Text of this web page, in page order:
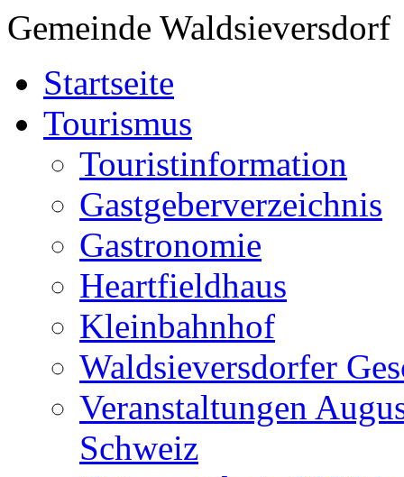
Gemeinde Waldsieversdorf
Startseite
Tourismus
Touristinformation
Gastgeberverzeichnis
Gastronomie
Heartfieldhaus
Kleinbahnhof
Waldsieversdorfer
Veranstaltungen
Schweiz